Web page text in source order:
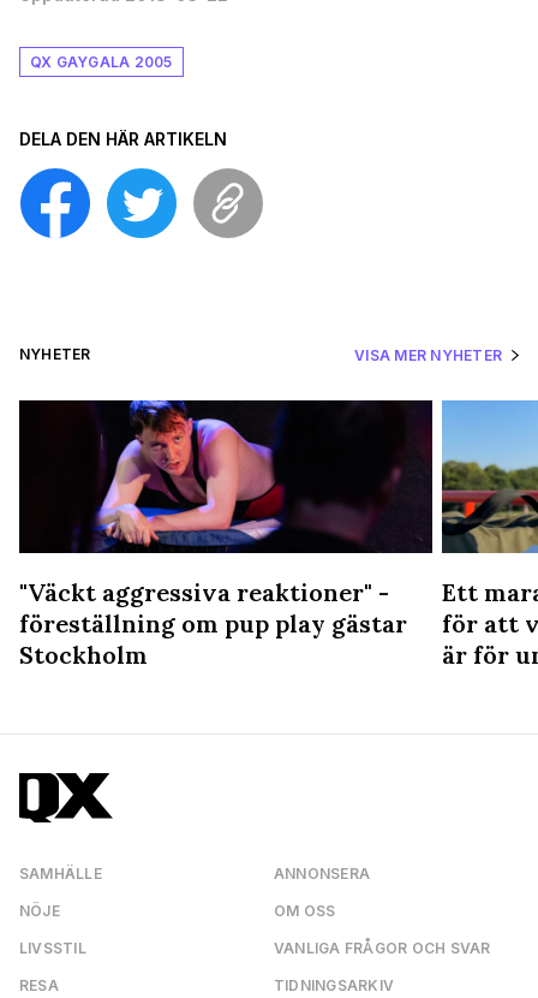
QX GAYGALA 2005
DELA DEN HÄR ARTIKELN
NYHETER VISA MER NYHETER
"Väckt aggressiva reaktioner" -
föreställning om pup play gästar
Stockholm
Ett
för att
är för
SAMHÄLLE
NÖJE
LIVSSTIL
RESA
ANNONSERA
OM OSS
VANLIGA FRÅGOR OCH SVAR
TIDNINGSARKIV